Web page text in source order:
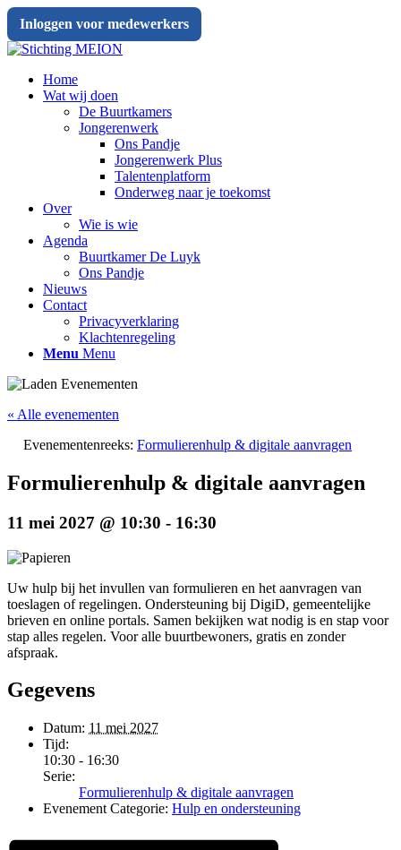
Inloggen voor medewerkers
Home
Wat wij doen
De Buurtkamers
Jongerenwerk
Ons Pandje
Jongerenwerk Plus
Talentenplatform
Onderweg naar je toekomst
Over
Wie is wie
Agenda
Buurtkamer De Luyk
Ons Pandje
Nieuws
Contact
Privacyverklaring
Klachtenregeling
Menu Menu
« Alle evenementen
Evenementenreeks: Formulierenhulp & digitale aanvragen
Formulierenhulp & digitale aanvragen
11 mei 2027 @ 10:30 - 16:30
Uw hulp bij het invullen van formulieren en het aanvragen van
toeslagen of regelingen. Ondersteuning bij DigiD, gemeentelijke
brieven en online portals. Samen bekijken wat nodig is en stap voor
stap alles regelen. Voor alle buurtbewoners, gratis en zonder
afspraak.
Gegevens
Datum: 11 mei 2027
Tijd:
10:30 - 16:30
Serie:
Formulierenhulp & digitale aanvragen
Evenement Categorie: Hulp en ondersteuning